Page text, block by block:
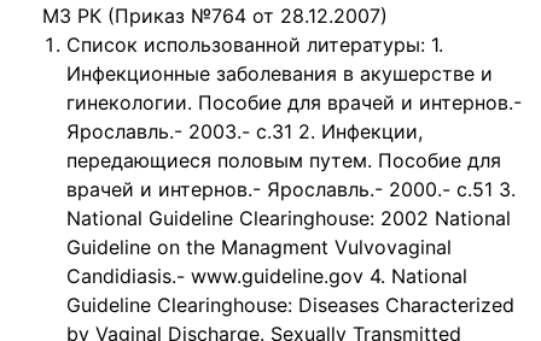
МЗ РК (Приказ №764 от 28.12.2007)
Список использованной литературы: 1.
Инфекционные заболевания в акушерстве и
гинекологии. Пособие для врачей и интернов.-
Ярославль.- 2003.- с.31 2. Инфекции,
передающиеся половым путем. Пособие для
врачей и интернов.- Ярославль.- 2000.- с.51 3.
National Guideline Clearinghouse: 2002 National
Guideline on the Managment Vulvovaginal
Candidiasis.- www.guideline.gov 4. National
Guideline Clearinghouse: Diseases Characterized
by Vaginal Discharge. Sexually Transmitted